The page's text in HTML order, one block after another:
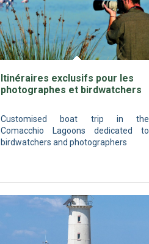
Itinéraires exclusifs pour les
photographes et birdwatchers
Customised boat trip in the
Comacchio Lagoons dedicated to
birdwatchers and photographers